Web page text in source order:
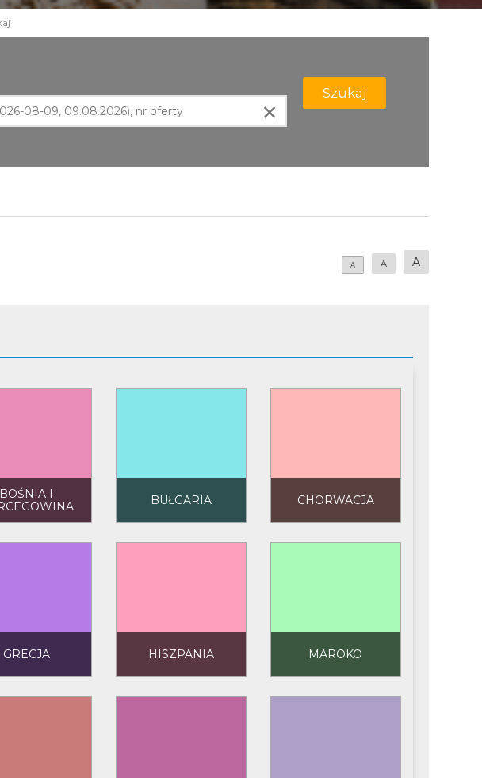
× Szukaj
A A A
BOŚNIA I
BUŁGARIA CHORWACJA
GRECJA HISZPANIA MAROKO